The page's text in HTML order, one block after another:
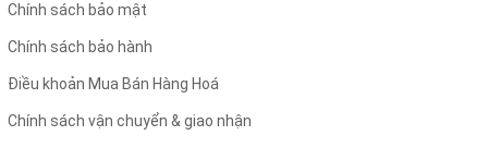
Chính sách bảo mật
Chính sách bảo hành
Điều khoản Mua Bán Hàng Hoá
Chính sách vận chuyển & giao nhận